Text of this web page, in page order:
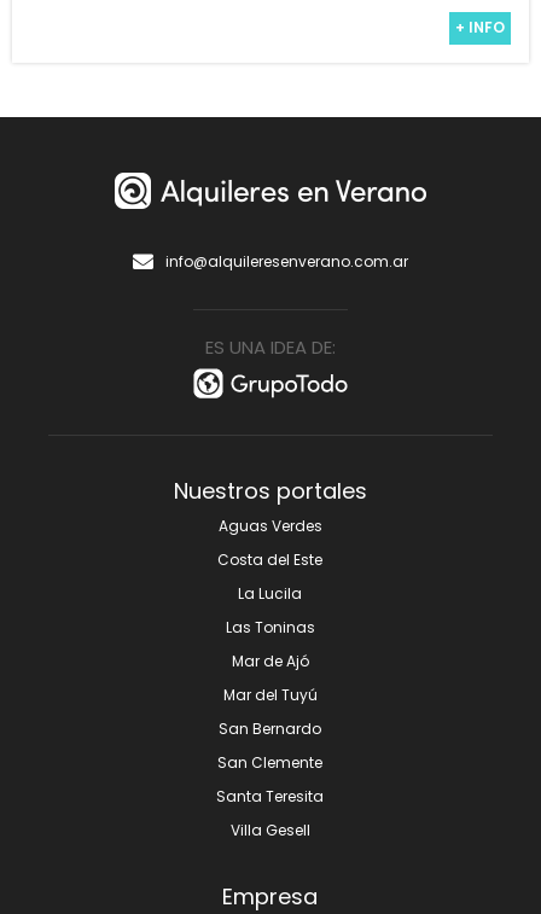
+ INFO
info@alquileresenverano.com.ar
ES UNA IDEA DE:
Nuestros portales
Aguas Verdes
Costa del Este
La Lucila
Las Toninas
Mar de Ajó
Mar del Tuyú
San Bernardo
San Clemente
Santa Teresita
Villa Gesell
Empresa